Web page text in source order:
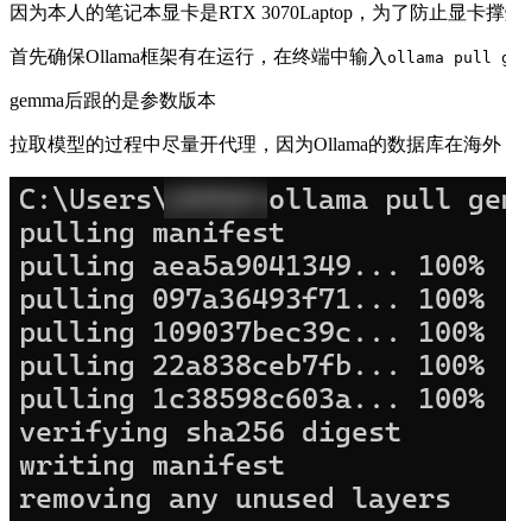
因为本人的笔记本显卡是RTX 3070Laptop，为了防止显卡
首先确保Ollama框架有在运行，在终端中输入 ollama pull
gemma后跟的是参数版本
拉取模型的过程中尽量开代理，因为Ollama的数据库在海外